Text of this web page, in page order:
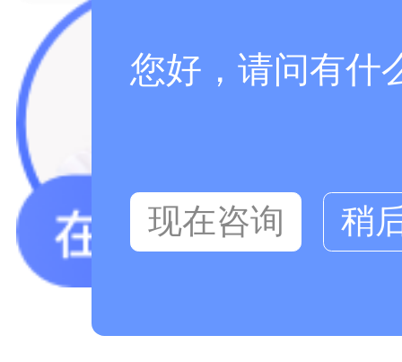
您好，请问有什
现在咨询 稍